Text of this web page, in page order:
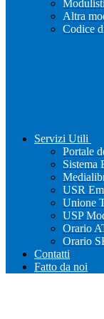
Altra
Codice
Servizi Utili
Portale
Sistema
USR
Unione
USP
Orario
Orario
Contatti
Fatto da noi